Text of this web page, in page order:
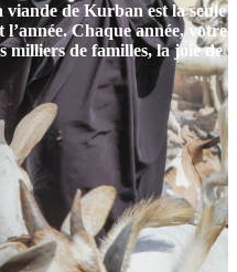
viande de Kurban est la seule
Chaque année, votre
milliers de familles, la joie de